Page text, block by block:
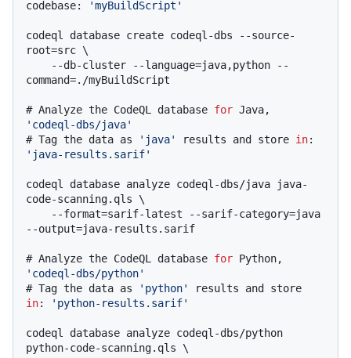
codebase:
'myBuildScript'
codeql database create codeql-dbs --source-
root=src \
# Analyze the CodeQL database for
'codeql-dbs/java'
# Tag the data as 'java' results and store in
'java-results.sarif'
codeql database analyze codeql-dbs/java java-
code-scanning.qls \
# Analyze the CodeQL database for
'codeql-dbs/python'
# Tag the data as 'python'
in: 'python-results.sarif'
codeql database analyze codeql-dbs/python
python-code-scanning.qls \